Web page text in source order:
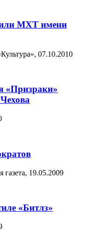
МХТ имени
07.10.2010
«Призраки»
газета, 19.05.2009
«Битлз»